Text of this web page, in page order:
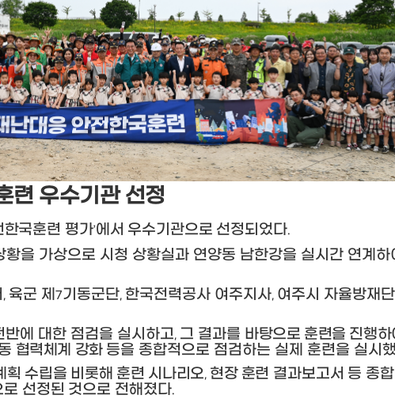
련 우수기관 선정
한국훈련 평가’에서 우수기관으로 선정되었다.
황을 가상으로 시청 상황실과 연양동 남한강을 실시간 연계
, 육군 제 7기동군단, 한국전력공사 여주지사, 여주시 자율방재
에 대한 점검을 실시하고, 그 결과를 바탕으로 훈련을 진행하
협력체계 강화 등을 종합적으로 점검하는 실제 훈련을 실시
수립을 비롯해 훈련 시나리오, 현장 훈련 결과보고서 등 종
선정된 것으로 전해졌다.